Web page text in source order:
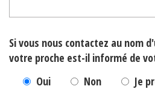
Si vous nous contactez au nom
votre proche est-il informé de
Oui
Non Je